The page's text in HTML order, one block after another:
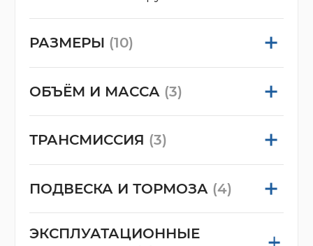
РАЗМЕРЫ (10)
ОБЪЁМ И МАССА (3)
ТРАНСМИССИЯ (3)
ПОДВЕСКА И ТОРМОЗА (4)
ЭКСПЛУАТАЦИОННЫЕ